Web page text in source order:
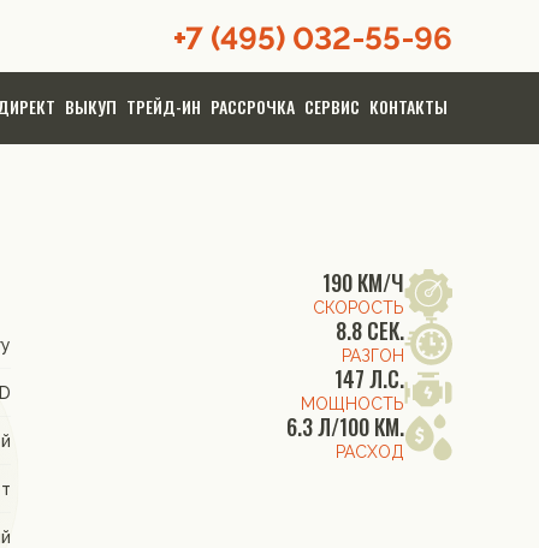
+7 (495) 032-55-96
ВЫКУП ТРЕЙД-ИН РАССРОЧКА СЕРВИС КОНТАКТЫ
190 КМ/Ч
СКОРОСТЬ
8.8 СЕК.
РАЗГОН
147 Л.С.
МОЩНОСТЬ
6.3 Л/100 КМ.
РАСХОД